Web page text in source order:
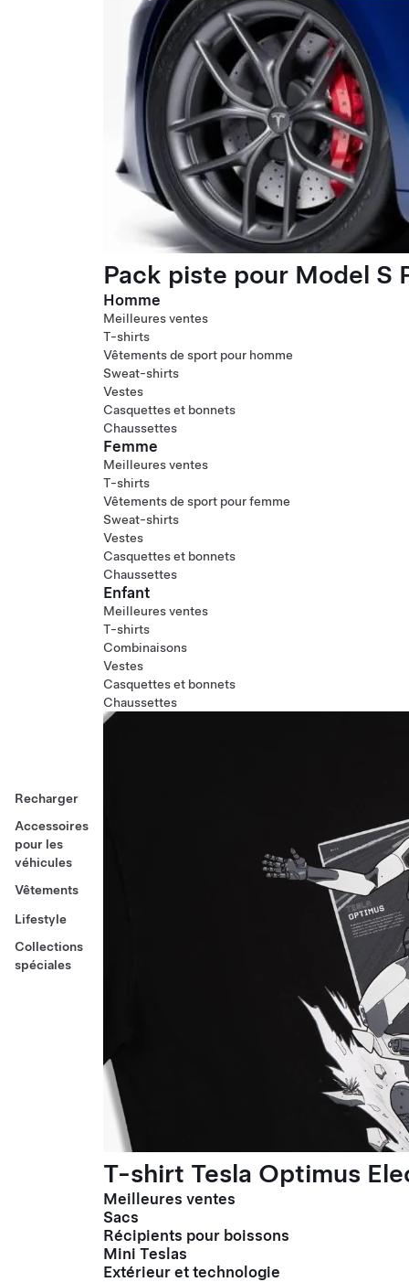
Recharger
Accessoires
pour les
véhicules
Vêtements
Lifestyle
Collections
spéciales
Pack piste pour Model S
Homme
Meilleures ventes
T-shirts
Vêtements de sport pour homme
Sweat-shirts
Vestes
Casquettes et bonnets
Chaussettes
Femme
Meilleures ventes
T-shirts
Vêtements de sport pour femme
Sweat-shirts
Vestes
Casquettes et bonnets
Chaussettes
Enfant
Meilleures ventes
T-shirts
Combinaisons
Vestes
Casquettes et bonnets
Chaussettes
T-shirt Tesla Optimus
Meilleures ventes
Sacs
Récipients pour boissons
Mini Teslas
Extérieur et technologie